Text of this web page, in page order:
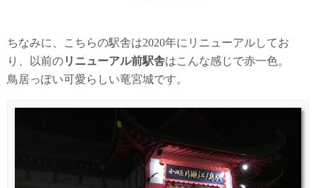
ちなみに、こちらの駅舎は2020年にリニューアルしてお
り、以前のリニューアル前駅舎はこんな感じで赤一色。
鳥居っぽい可愛らしい竜宮城です。